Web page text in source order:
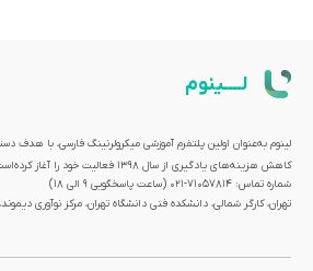
لــــینوم
لینوم به‌عنوان اولین پلتفرم آموزشی میکرولرنینگ فارسی، با هدف
کاهش هزینه‌های یادگیری از سال 1398 فعالیت خود را آغاز کرده‌است.
شماره تماس: 71057814-021 (ساعت پاسخگویی ۹ الی ۱۸)
تهران، کارگر شمالی، دانشکده فنی دانشگاه تهران، مرکز نوآوری